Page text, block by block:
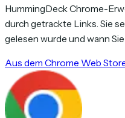
HummingDeck Chrome-
durch getrackte Links. Sie
gelesen wurde und wann
Aus dem Chrome Web